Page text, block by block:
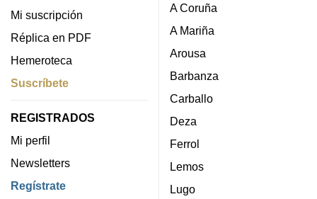
Mi suscripción
Réplica en PDF
Hemeroteca
Suscríbete
REGISTRADOS
Mi perfil
Newsletters
Regístrate
A Coruña
A Mariña
Arousa
Barbanza
Carballo
Deza
Ferrol
Lemos
Lugo